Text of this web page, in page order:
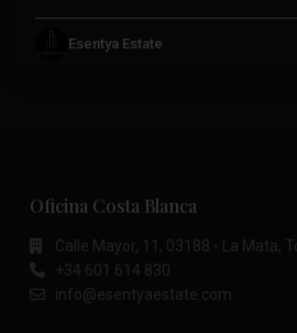
Esentya Estate
Oficina Costa Blanca
Calle Mayor, 11, 03188 - La Mata,
+34 601 614 830
info@esentyaestate.com